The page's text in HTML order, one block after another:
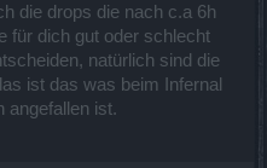
die drops die nach c.a 6h
für dich gut oder schlecht
natürlich sind die
ist das was beim Infernal
angefallen ist.